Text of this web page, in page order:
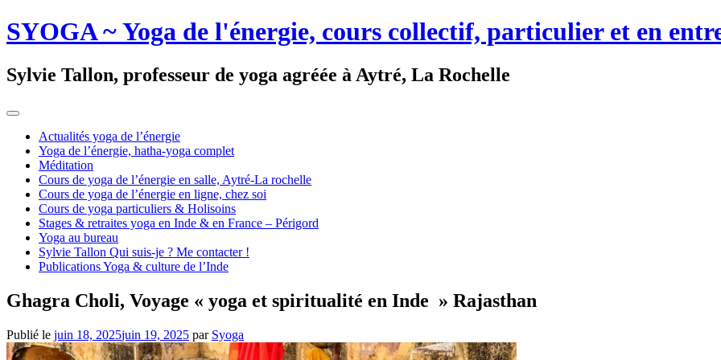
SYOGA ~ Yoga de l'énergie, cours collectif, particulier et en
Sylvie Tallon, professeur de yoga agréée à Aytré, La Rochelle
Actualités yoga de l’énergie
Yoga de l’énergie, hatha-yoga complet
Méditation
Cours de yoga de l’énergie en salle, Aytré-La rochelle
Cours de yoga de l’énergie en ligne, chez soi
Cours de yoga particuliers & Holisoins
Stages & retraites yoga en Inde & en France – Périgord
Yoga au bureau
Sylvie Tallon Qui suis-je ? Me contacter !
Publications Yoga & culture de l’Inde
Ghagra Choli, Voyage « yoga et spiritualité en Inde » Rajasthan
Publié le juin 18, 2025juin 19, 2025 par Syoga